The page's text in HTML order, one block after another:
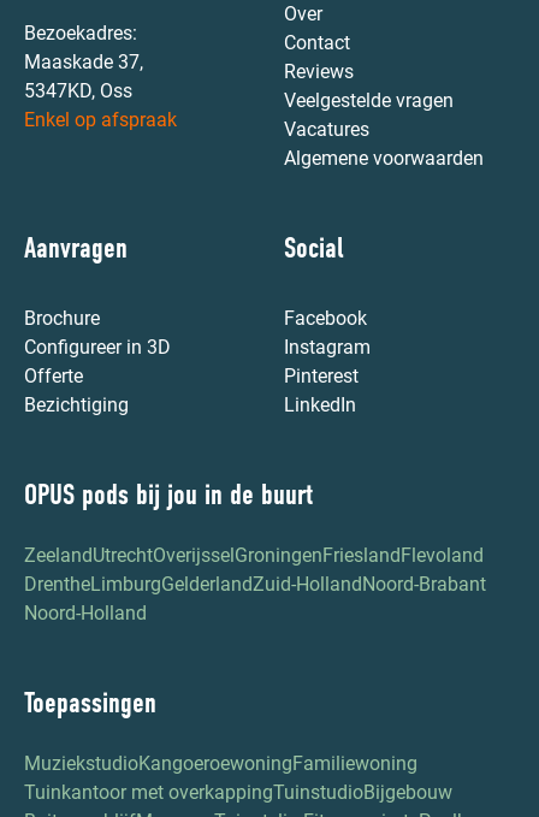
Bezoekadres:
Maaskade 37,
5347KD, Oss
Enkel op afspraak
Over
Contact
Reviews
Veelgestelde vragen
Vacatures
Algemene voorwaarden
Aanvragen
Brochure
Configureer in 3D
Offerte
Bezichtiging
Social
Facebook
Instagram
Pinterest
LinkedIn
OPUS pods bij jou in de buurt
ZeelandUtrechtOverijsselGroningenFrieslandFlevoland
DrentheLimburgGelderlandZuid-HollandNoord-Brabant
Noord-Holland
Toepassingen
MuziekstudioKangoeroewoningFamiliewoning
Tuinkantoor met overkappingTuinstudioBijgebouw